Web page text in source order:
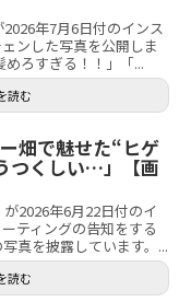
年7月6日付のインス
ンした写真を公開しま
めろすぎる！！」「...
読む
畑で魅せた“ヒゲ
つくしい…」【画
2026年6月22日付のイ
ティングの告知をする
真を披露しています。...
読む